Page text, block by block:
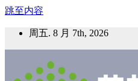
跳至内容
周五. 8 月 7th, 2026